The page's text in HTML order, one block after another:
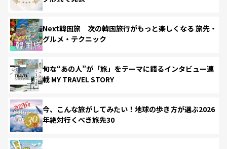
Next韓国旅 次の韓国旅行がもっと楽しくなる 旅先・
グルメ・テクニック
旬な“あの人”が「旅」をテーマに語るインタビュー連
載 MY TRAVEL STORY
今、こんな旅がしてみたい！地球の歩き方が選ぶ2026
年絶対行くべき旅先30